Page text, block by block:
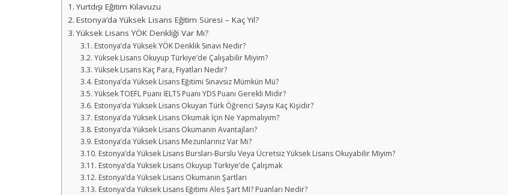
Yurtdışı Eğitim Kılavuzu
Estonya’da Yüksek Lisans Eğitim Süresi – Kaç Yıl?
Yüksek Lisans YÖK Denkliği Var Mı?
Estonya’da Yüksek YÖK Denklik Sınavı Nedir?
Yüksek Lisans Okuyup Türkiye’de Çalışabilir Miyim?
Yüksek Lisans Kaç Para, Fiyatları Nedir?
Estonya’da Yüksek Lisans Eğitimi Sınavsız Mümkün Mü?
Yüksek TOEFL Puanı İELTS Puanı YDS Puanı Gerekli Midir?
Estonya’da Yüksek Lisans Okuyan Türk Öğrenci Sayısı Kaç Kişidir?
Estonya’da Yüksek Lisans Okumak İçin Ne Yapmalıyım?
Estonya’da Yüksek Lisans Okumanın Avantajları?
Estonya’da Yüksek Lisans Mezunlarınız Var Mı?
Estonya’da Yüksek Lisans Bursları-Burslu Veya Ücretsiz Yüksek Lisans Okuyabilir Miyim?
Estonya’da Yüksek Lisans Okuyup Türkiye’de Çalışmak
Estonya’da Yüksek Lisans Okumanın Şartları
Estonya’da Yüksek Lisans Eğitimi Ales Şart MI? Puanları Nedir?